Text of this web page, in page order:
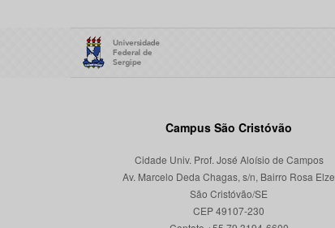
Campus São Cristóvão
Cidade Univ. Prof. José Aloísio de Campos
Av. Marcelo Deda Chagas, s/n, Bairro Rosa Elze
São Cristóvão/SE
CEP 49107-230